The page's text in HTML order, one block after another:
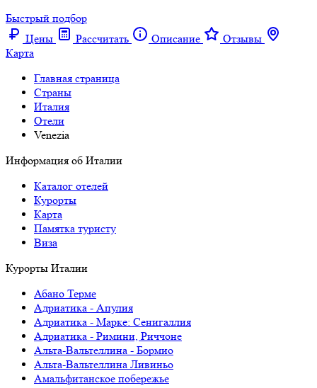
Быстрый подбор
Цены
Рассчитать Описание
Отзывы
Карта
Главная страница
Cтраны
Италия
Отели
Venezia
Информация об Италии
Каталог отелей
Курорты
Карта
Памятка туристу
Виза
Курорты Италии
Абано Терме
Адриатика - Апулия
Адриатика - Марке: Сенигаллия
Адриатика - Римини, Риччоне
Альта-Вальтеллина - Бормио
Альта-Вальтеллина Ливиньо
Амальфитанское побережье